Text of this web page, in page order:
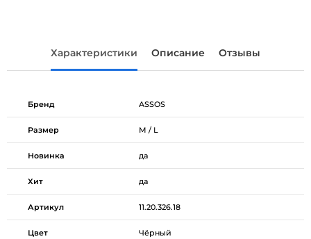
Характеристики Описание Отзывы
Бренд ASSOS
Размер M / L
Новинка да
Хит да
Артикул 11.20.326.18
Цвет Чёрный